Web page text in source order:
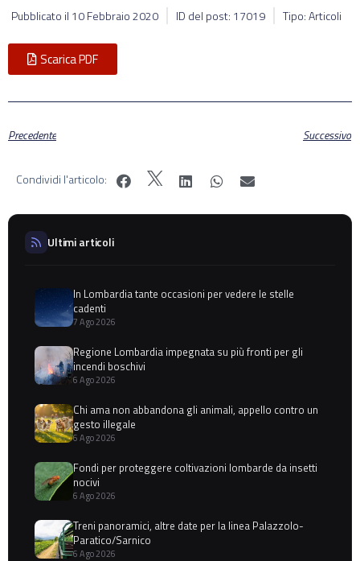
Pubblicato il 10 Febbraio 2020 ID del post: 17019 Tipo: Articoli
Scarica PDF
Precedente Successivo
Condividi l'articolo:
Ultimi articoli
In Lombardia tante occasioni per vedere le stelle
cadenti
7 Ago 2026
Regione Lombardia impegnata su più fronti per gli
incendi boschivi
6 Ago 2026
Chi ama non abbandona gli animali, appello contro un
gesto illegale
6 Ago 2026
Fondi per proteggere coltivazioni lombarde da insetti
nocivi
6 Ago 2026
Treni panoramici, altre date per la linea Palazzolo-
Paratico/Sarnico
6 Ago 2026